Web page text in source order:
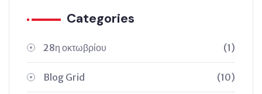
Categories
28η οκτωβρίου (1)
Blog Grid (10)